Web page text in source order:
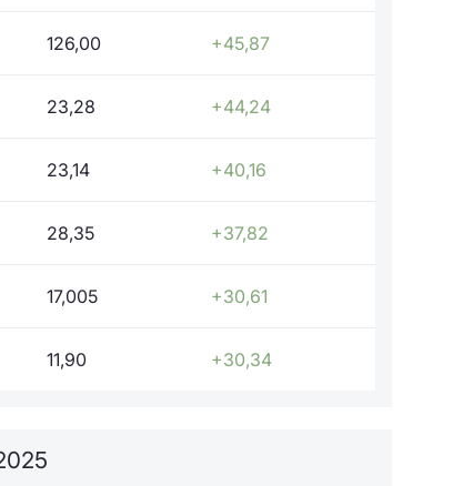
126,00 +45,87
23,28 +44,24
23,14 +40,16
28,35 +37,82
17,005 +30,61
11,90 +30,34